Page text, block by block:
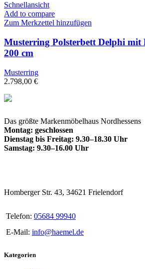
Schnellansicht
Add to compare
Zum Merkzettel hinzufügen
Musterring Polsterbett Delphi mit
200 cm
Musterring
2.798,00 €
Das größte Markenmöbelhaus Nordhessens
Montag: geschlossen
Dienstag bis Freitag: 9.30–18.30 Uhr
Samstag: 9.30–16.00 Uhr
Homberger Str. 43, 34621 Frielendorf
Telefon: 05684 99940
E-Mail: info@haemel.de
Kategorien